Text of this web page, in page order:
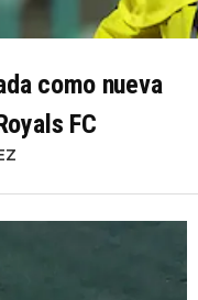
como nueva
FC